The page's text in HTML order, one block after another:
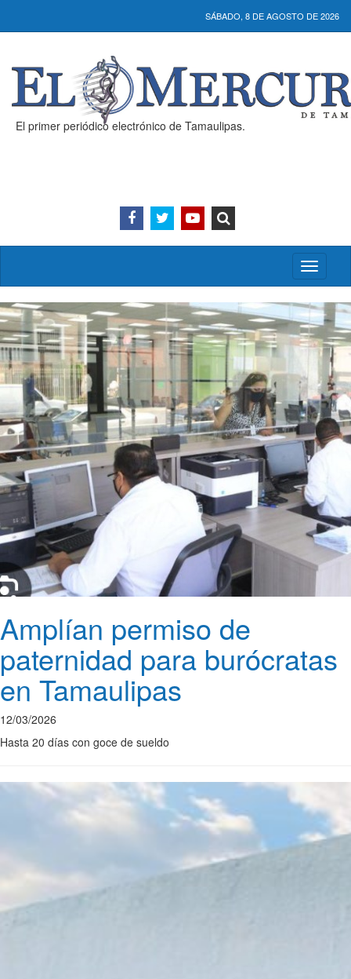
SÁBADO, 8 DE AGOSTO DE 2026
El primer periódico electrónico de Tamaulipas.
Activar/
menú
Amplían permiso de
paternidad para burócratas
en Tamaulipas
12/03/2026
Hasta 20 días con goce de sueldo